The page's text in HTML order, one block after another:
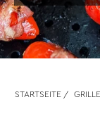
STARTSEITE /